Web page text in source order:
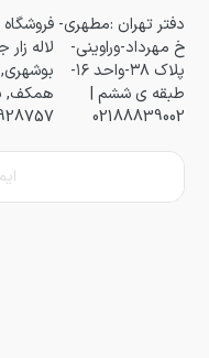
دفتر تهران :مطهری-
خ مهرداد-وراوینی-
پلاک ۳۸-واحد ۱۶-
طبقه ی ششم |
02188839002
فروشگاه
لاله
همکف,